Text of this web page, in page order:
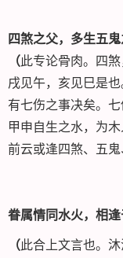
四煞之父，多生五
（此专论骨肉。四
戌见午，亥见巳是
有七伤之事决矣。
甲申自生之水，为
前云或逢四煞、五鬼
眷属情同水火，相
（此合上文言也。